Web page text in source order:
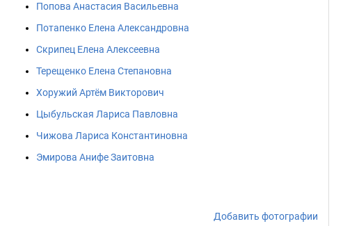
Попова Анастасия Васильевна
Потапенко Елена Александровна
Скрипец Елена Алексеевна
Терещенко Елена Степановна
Хоружий Артём Викторович
Цыбульская Лариса Павловна
Чижова Лариса Константиновна
Эмирова Анифе Заитовна
Добавить фотографии